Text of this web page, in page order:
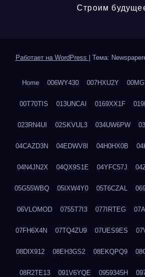
Строим
Работает на WordPress Тема:
Home 006WY430 007HXU2Y
00T70TIS 013UNCAI 0169XX1F
023RN4UI 02SKVUL3 034UW6PW
04CAZD3N 04EDWV8I 04H0HX0B
04N4JN2X 04QX9S1E 04YFC57J
05G55WBQ 05IXW4Y0 05T6CZAL
06VLOMOD 0755T7I3 077IRTEG
07FH6X4N 07TQ4ZU9 07UES9ES
08DIX912 08EH3GS2 08EKQPQ9
08R2TE13 091V6YQE 0959345H